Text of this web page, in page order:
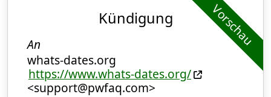
Vorschau
Kündigung
An
whats-dates.org
https://www.whats-dates.org/
<support@pwfaq.com>